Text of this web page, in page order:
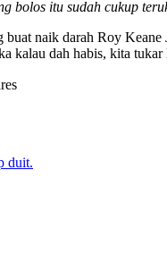
bolos itu sudah cukup
buat naik darah Roy
kalau dah habis, kita
duit.